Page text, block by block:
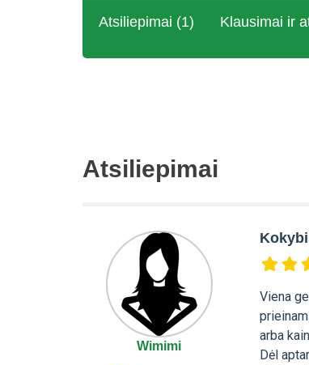
Atsiliepimai (1) Klausimai ir
Atsiliepimai
Wimimi
Viena
arba
Dėl